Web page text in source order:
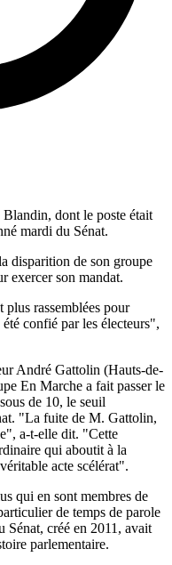
dont le poste était
mardi du Sénat.
disparition de son groupe
exercer son mandat.
plus rassemblées pour
confié par les électeurs",
André Gattolin (Hauts-de-
En Marche a fait passer le
de 10, le seuil
"La fuite de M. Gattolin,
a-t-elle dit. "Cette
qui aboutit à la
acte scélérat".
qui en sont membres de
de temps de parole
Sénat, créé en 2011, avait
parlementaire.